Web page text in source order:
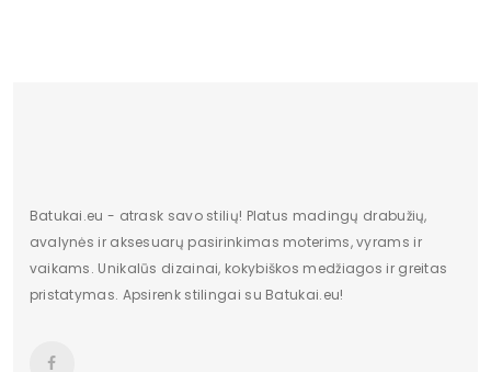
Batukai.eu - atrask savo stilių! Platus madingų drabužių,
avalynės ir aksesuarų pasirinkimas moterims, vyrams ir
vaikams. Unikalūs dizainai, kokybiškos medžiagos ir greitas
pristatymas. Apsirenk stilingai su Batukai.eu!